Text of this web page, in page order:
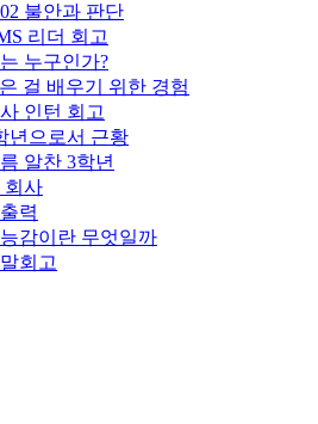
불안과 판단
리더 회고
누구인가?
걸 배우기 위한 경험
인턴 회고
년으로서 근황
알찬 3학년
회사
력
능감이란 무엇일까
회고